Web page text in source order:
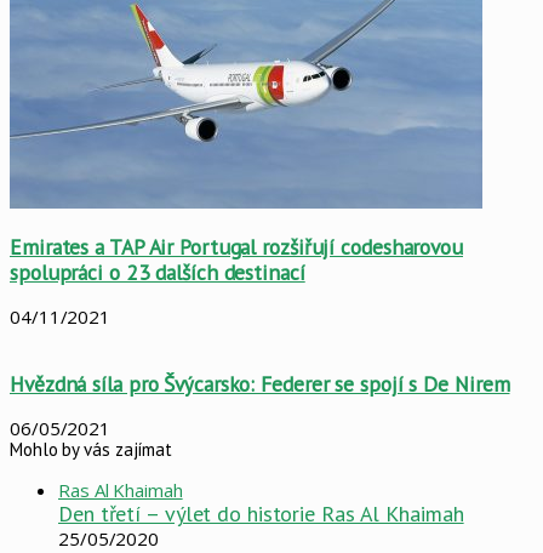
Emirates a TAP Air Portugal rozšiřují codesharovou
spolupráci o 23 dalších destinací
04/11/2021
Hvězdná síla pro Švýcarsko: Federer se spojí s De Nirem
06/05/2021
Mohlo by vás zajímat
Ras Al Khaimah
Den třetí – výlet do historie Ras Al Khaimah
25/05/2020